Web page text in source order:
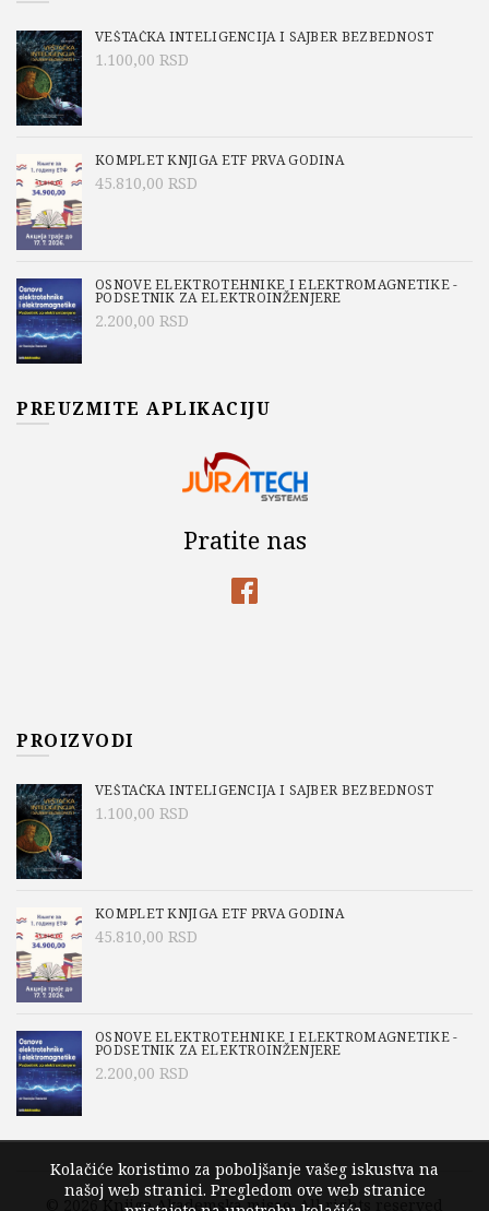
VEŠTAČKA INTELIGENCIJA I SAJBER BEZBEDNOST
1.100,00 RSD
KOMPLET KNJIGA ETF PRVA GODINA
45.810,00 RSD
OSNOVE ELEKTROTEHNIKE I ELEKTROMAGNETIKE -
PODSETNIK ZA ELEKTROINŽENJERE
2.200,00 RSD
PREUZMITE APLIKACIJU
Pratite nas
PROIZVODI
VEŠTAČKA INTELIGENCIJA I SAJBER BEZBEDNOST
1.100,00 RSD
KOMPLET KNJIGA ETF PRVA GODINA
45.810,00 RSD
OSNOVE ELEKTROTEHNIKE I ELEKTROMAGNETIKE -
PODSETNIK ZA ELEKTROINŽENJERE
2.200,00 RSD
© 2026 Knjige Akademska misao. All rights reserved
Kolačiće koristimo za poboljšanje vašeg iskustva na
našoj web stranici. Pregledom ove web stranice